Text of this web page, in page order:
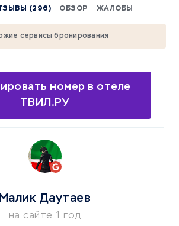
(296) ОБЗОР ЖАЛОБЫ
сервисы бронирования
номер в отеле
ТВИЛ.РУ
Малик Даутаев
на сайте 1 год